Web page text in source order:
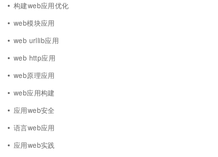
构建web应用优化
web模块应用
web urllib应用
web http应用
web原理应用
web应用构建
应用web安全
语言web应用
应用web实践